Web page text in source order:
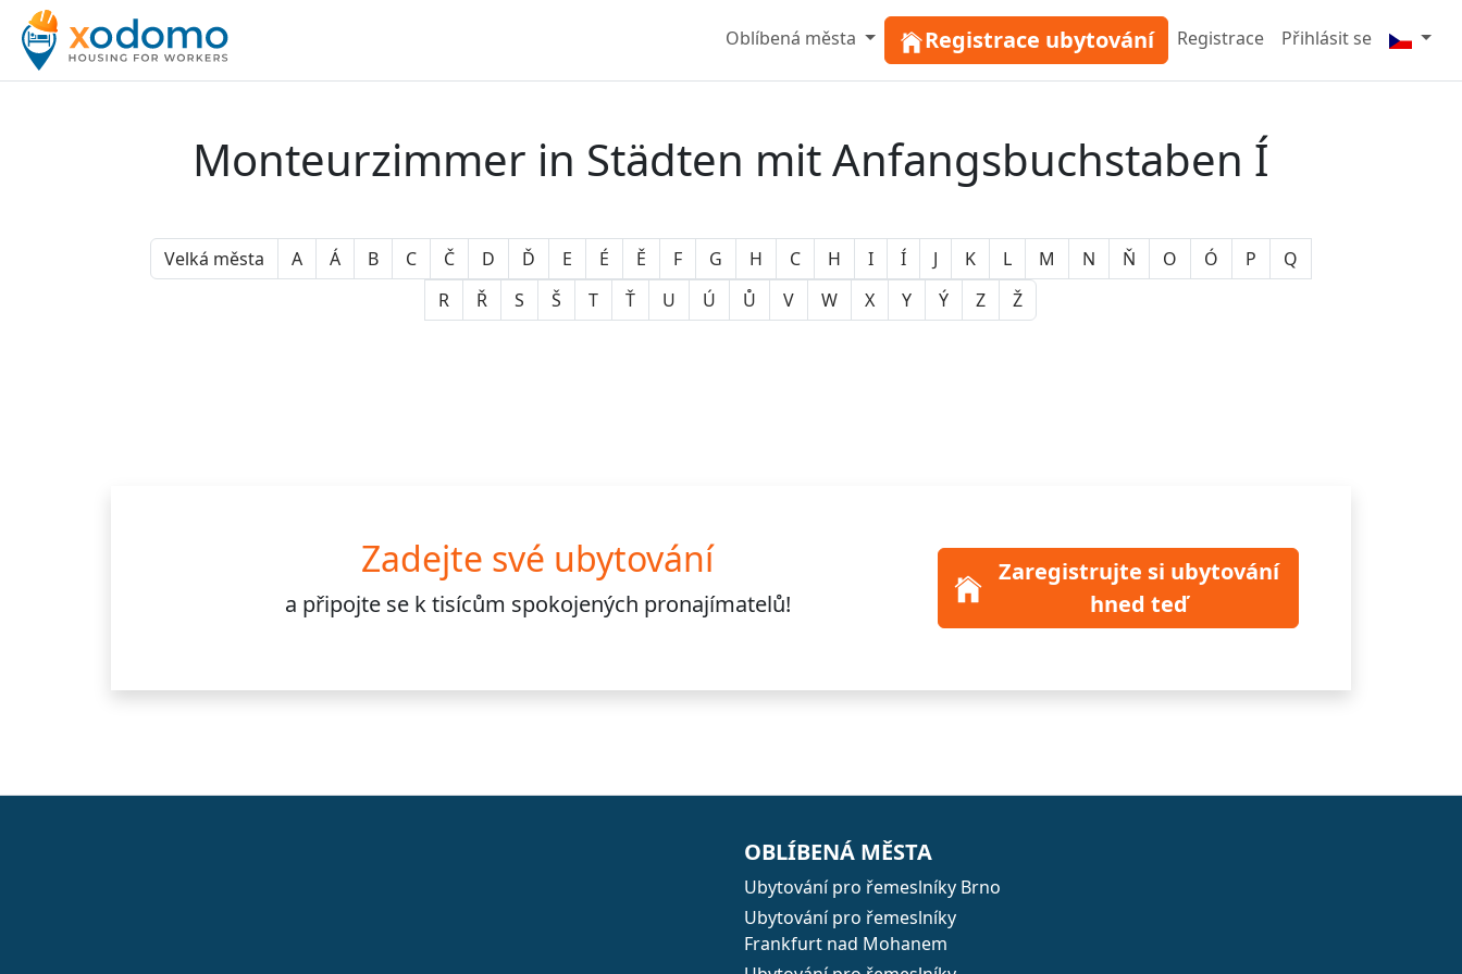
Oblíbená města Registrace ubytování Registrace Přihlásit se
Monteurzimmer in Städten mit Anfangsbuchstaben Í
Velká města A Á B C Č D Ď E É Ě F G H C H I Í J K L M N Ň O Ó P
Q
R
Ř S Š T Ť U Ú Ů V W X Y Ý Z Ž
Zadejte své ubytování
a připojte se ktisícům spokojených pronajímatelů!
Zaregistrujte si ubytování
hned teď
OBLÍBENÁ MĚSTA
Ubytování pro řemeslníky Brno
Ubytování pro řemeslníky
Frankfurt nad Mohanem